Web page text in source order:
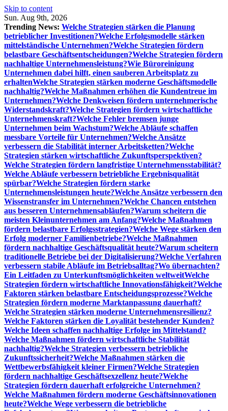
Skip to content
Sun. Aug 9th, 2026
Trending News: Welche Strategien stärken die Planung
betrieblicher Investitionen?Welche Erfolgsmodelle stärken
mittelständische Unternehmen?Welche Strategien fördern
belastbare Geschäftsentscheidungen?Welche Strategien fördern
nachhaltige Unternehmensleistung?Wie Büroreinigung
Unternehmen dabei hilft, einen sauberen Arbeitsplatz zu
erhaltenWelche Strategien stärken moderne Geschäftsmodelle
nachhaltig?Welche Maßnahmen erhöhen die Kundentreue im
Unternehmen?Welche Denkweisen fördern unternehmerische
Widerstandskraft?Welche Strategien fördern wirtschaftliche
Unternehmenskraft?Welche Fehler bremsen junge
Unternehmen beim Wachstum?Welche Abläufe schaffen
messbare Vorteile für Unternehmen?Welche Ansätze
verbessern die Stabilität interner Arbeitsketten?Welche
Strategien stärken wirtschaftliche Zukunftsperspektiven?
Welche Strategien fördern langfristige Unternehmensstabilität?
Welche Abläufe verbessern betriebliche Ergebnisqualität
spürbar?Welche Strategien fördern starke
Unternehmensleistungen heute?Welche Ansätze verbessern den
Wissenstransfer im Unternehmen?Welche Chancen entstehen
aus besseren Unternehmensabläufen?Warum scheitern die
meisten Kleinunternehmen am Anfang?Welche Maßnahmen
fördern belastbare Erfolgsstrategien?Welche Wege stärken den
Erfolg moderner Familienbetriebe?Welche Maßnahmen
fördern nachhaltige Geschäftsqualität heute?Warum scheitern
traditionelle Betriebe bei der Digitalisierung?Welche Verfahren
verbessern stabile Abläufe im Betriebsalltag?Wo übernachten?
Ein Leitfaden zu Unterkunftsmöglichkeiten weltweitWelche
Strategien fördern wirtschaftliche Innovationsfähigkeit?Welche
Faktoren stärken belastbare Entscheidungsprozesse?Welche
Strategien fördern moderne Marktanpassung dauerhaft?
Welche Strategien stärken moderne Unternehmensresilienz?
Welche Faktoren stärken die Loyalität bestehender Kunden?
Welche Ideen schaffen nachhaltige Erfolge im Mittelstand?
Welche Maßnahmen fördern wirtschaftliche Stabilität
nachhaltig?Welche Strategien verbessern betriebliche
Zukunftssicherheit?Welche Maßnahmen stärken die
Wettbewerbsfähigkeit kleiner Firmen?Welche Strategien
fördern nachhaltige Geschäftsexzellenz heute?Welche
Strategien fördern dauerhaft erfolgreiche Unternehmen?
Welche Maßnahmen fördern moderne Geschäftsinnovationen
heute?Welche Wege verbessern die betriebliche